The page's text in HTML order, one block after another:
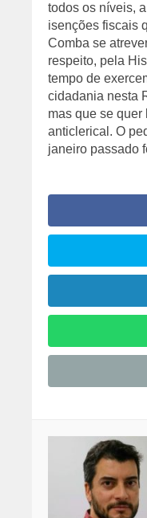
todos os níveis,
isenções fiscais
Comba se
respeito, pela
tempo de
cidadania nesta
mas que se
anticlerical. O
janeiro passado